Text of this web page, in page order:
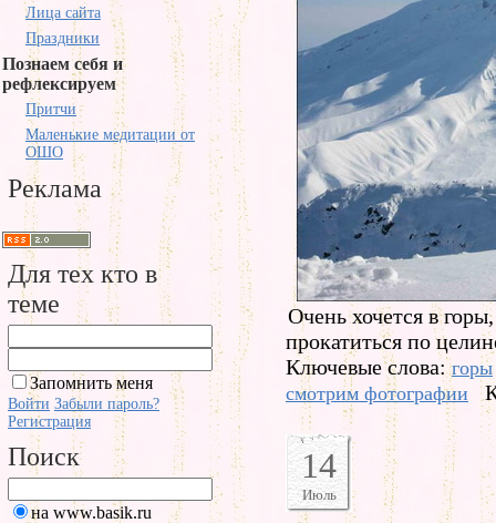
Лица сайта
Праздники
Познаем себя и
рефлексируем
Притчи
Маленькие медитации от
ОШО
Реклама
Для тех кто в
теме
Запомнить меня
Войти Забыли пароль?
Регистрация
Поиск
на www.basik.ru
Очень хочется в
прокатиться по
Ключевые слова:горы
смотрим фотографии
14
Июль